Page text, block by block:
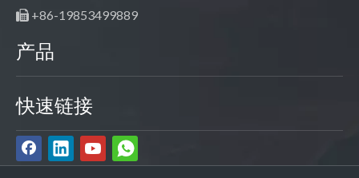
 +86-19853499889
产品
快速链接